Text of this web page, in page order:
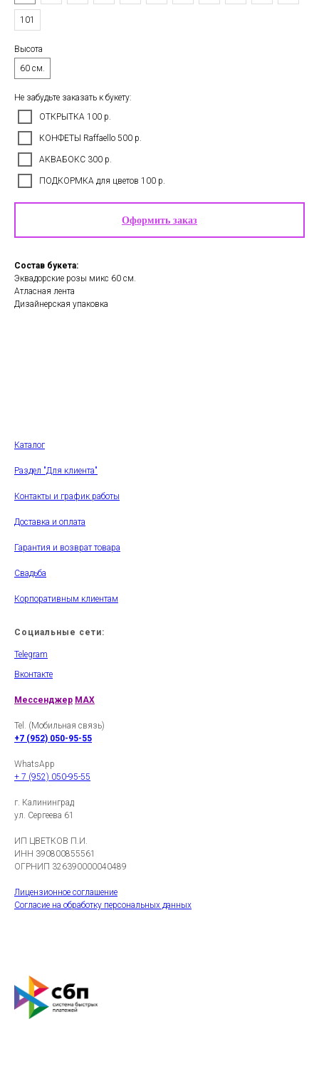
101
Высота
60 см.
Не забудьте заказать к букету:
ОТКРЫТКА 100 р.
КОНФЕТЫ Raffaello 500 р.
АКВАБОКС 300 р.
ПОДКОРМКА для цветов 100 р.
Оформить заказ
Состав букета:
Эквадорские розы микс 60 см.
Атласная лента
Дизайнерская упаковка
Каталог
Раздел "Для клиента"
Контакты и график работы
Доставка и оплата
Гарантия и возврат товара
Свадьба
Корпоративным клиентам
Социальные сети:
Telegram
Вконтакте
Мессенджер MAX
Tel. (Мобильная связь)
+7 (952) 050-95-55
WhatsApp
+ 7 (952) 050-95-55
г. Калининград
ул. Сергеева 61
ИП ЦВЕТКОВ П.И.
ИНН 390800855561
ОГРНИП 326390000040489
Лицензионное соглашение
Согласие на обработку персональных данных